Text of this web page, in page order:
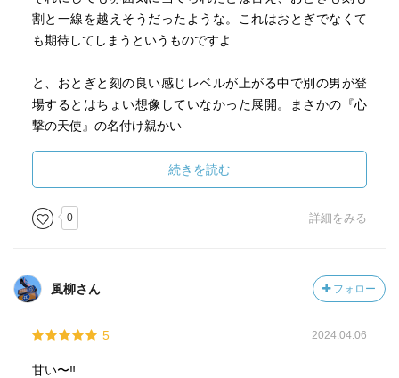
割と一線を越えそうだったような。これはおとぎでなくて
も期待してしまうというものですよ
と、おとぎと刻の良い感じレベルが上がる中で別の男が登
場するとはちょい想像していなかった展開。まさかの『心
撃の天使』の名付け親かい
るが…。あと、おとぎと刻に裏の顔がある点を考慮するな
ら雷にも裏の顔が有ったりするんだろうか？今の処は裏表
なさそうな印象だけども
うね
知り合いに見られてもバレないように変装して心安らぐ場
転げれば笑い合い…。このような関係はそう簡単に作れる
ものではない。それこそ運命的なもの
続きを読む
0 詳細をみる
風柳さん フォロー
5 2024.04.06
甘い〜‼️